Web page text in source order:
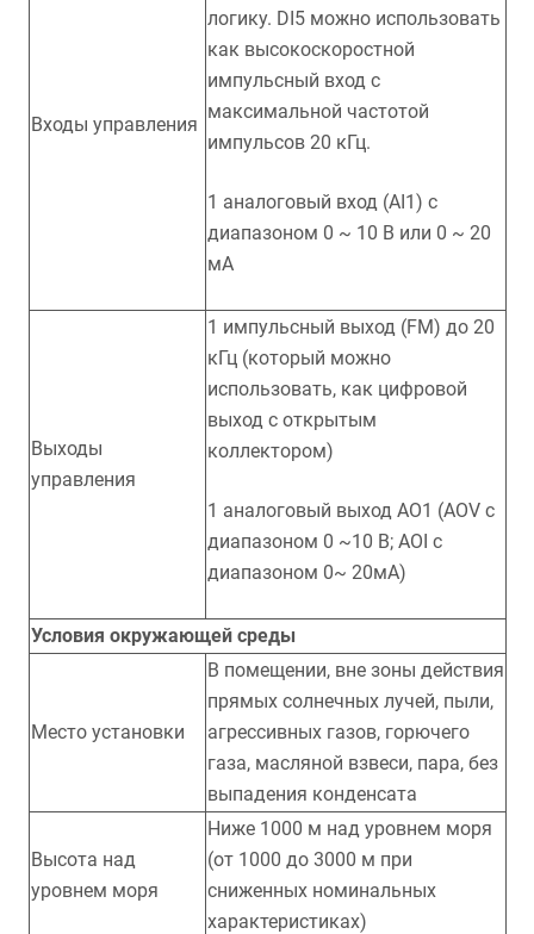
Входы управления
логику. DI5 можно использовать
как высокоскоростной
импульсный вход с
максимальной частотой
импульсов 20 кГц.
1 аналоговый вход (AI1) с
диапазоном 0 ~ 10 В или 0 ~ 20
мА
Выходы
управления
1 импульсный выход (FM) до 20
кГц (который можно
использовать, как цифровой
выход с открытым
коллектором)
1 аналоговый выход AO1 (AOV с
диапазоном 0 ~10 В; AOI с
диапазоном 0~ 20мА)
Условия окружающей среды
Место установки
В помещении, вне зоны действия
прямых солнечных лучей, пыли,
агрессивных газов, горючего
газа, масляной взвеси, пара, без
выпадения конденсата
Высота над
уровнем моря
Ниже 1000 м над уровнем моря
(от 1000 до 3000 м при
сниженных номинальных
характеристиках)